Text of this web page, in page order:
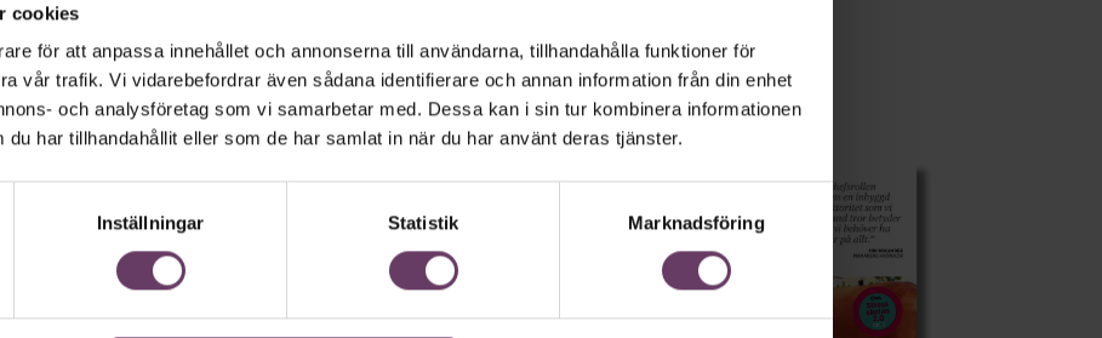
cookies
för att anpassa innehållet och annonserna till användarna, tillhandahålla funktioner för
vår trafik. Vi vidarebefordrar även sådana identifierare och annan information från din enhet
och analysföretag som vi samarbetar med. Dessa kan i sin tur kombinera informationen
du har tillhandahållit eller som de har samlat in när du har använt deras tjänster.
Inställningar Statistik Marknadsföring